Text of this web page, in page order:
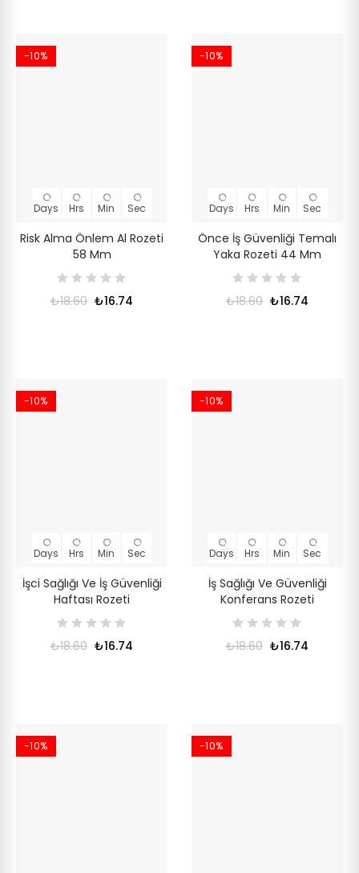
-10%
Days Hrs Min Sec
Risk Alma Önlem Al Rozeti
58 Mm
₺18.60 ₺16.74
-10%
Days Hrs Min Sec
Önce İş Güvenliği Temalı
Yaka Rozeti 44 Mm
₺18.60 ₺16.74
-10%
Days Hrs Min Sec
İşci Sağlığı Ve İş Güvenliği
Haftası Rozeti
₺18.60 ₺16.74
-10%
Days Hrs Min Sec
İş Sağlığı Ve Güvenliği
Konferans Rozeti
₺18.60 ₺16.74
-10% -10%